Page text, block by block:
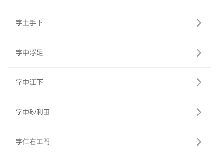
字土手下
字中浮足
字中江下
字中砂利田
字仁右エ門